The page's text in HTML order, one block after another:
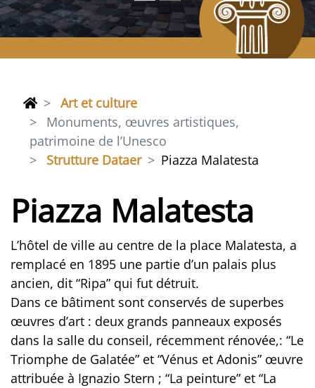
Art et culture
Monuments, œuvres artistiques,
patrimoine de l’Unesco
Strutture Dataer
Piazza Malatesta
Piazza Malatesta
L’hôtel de ville au centre de la place Malatesta, a
remplacé en 1895 une partie d’un palais plus
ancien, dit “Ripa” qui fut détruit.
Dans ce bâtiment sont conservés de superbes
œuvres d’art : deux grands panneaux exposés
dans la salle du conseil, récemment rénovée,: “Le
Triomphe de Galatée” et “Vénus et Adonis” œuvre
attribuée à Ignazio Stern ; “La peinture” et “La